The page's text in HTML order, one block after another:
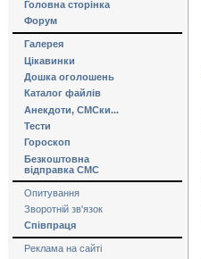
Головна сторінка
Форум
Галерея
Цікавинки
Дошка оголошень
Каталог файлів
Анекдоти, СМСки...
Тести
Гороскоп
Безкоштовна
відправка СМС
Опитування
Зворотній зв'язок
Співпраця
Реклама на сайті